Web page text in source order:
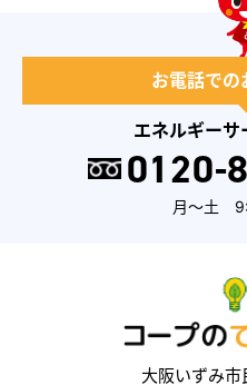
お電話での
エネルギーサ
0120-
月～土
大阪いずみ